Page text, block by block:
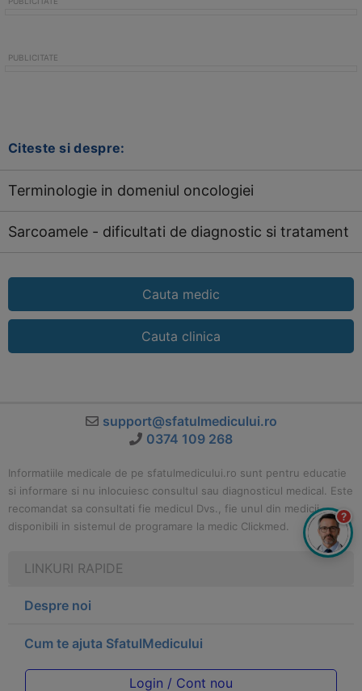
Citeste si despre:
Terminologie in domeniul oncologiei
Sarcoamele - dificultati de diagnostic si tratament
Cauta medic
Cauta clinica
support@sfatulmedicului.ro
0374 109 268
Informatiile medicale de pe sfatulmedicului.ro sunt pentru educatie
si informare si nu inlocuiesc consultul sau diagnosticul medical. Este
recomandat sa consultati fie medicul Dvs., fie unul din medicii
disponibili in sistemul de programare la medic Clickmed.
LINKURI RAPIDE
Despre noi
Cum te ajuta SfatulMedicului
Login / Cont nou
?